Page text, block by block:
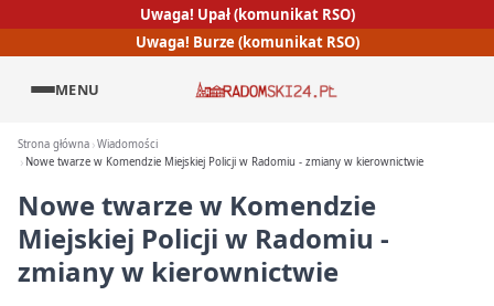
Uwaga! Upał (komunikat RSO)
Uwaga! Burze (komunikat RSO)
MENU
Strona główna Wiadomości
Nowe twarze w Komendzie Miejskiej Policji w Radomiu - zmiany w kierownictwie
Nowe twarze w Komendzie
Miejskiej Policji w Radomiu -
zmiany w kierownictwie